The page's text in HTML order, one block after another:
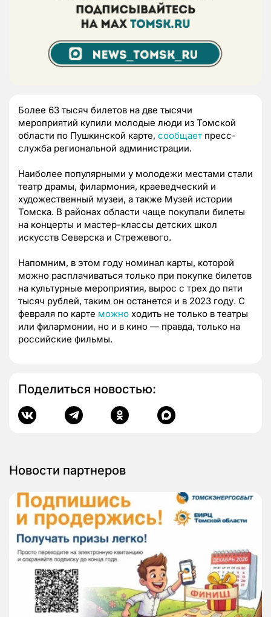
Более 63 тысяч билетов на две тысячи
мероприятий купили молодые люди из Томской
области по Пушкинской карте, сообщает пресс-
служба региональной администрации.
Наиболее популярными у молодежи местами стали
театр драмы, филармония, краеведческий и
художественный музеи, а также Музей истории
Томска. В районах области чаще покупали билеты
на концерты и мастер-классы детских школ
искусств Северска и Стрежевого.
Напомним, в этом году номинал карты, которой
можно расплачиваться только при покупке билетов
на культурные мероприятия, вырос с трех до пяти
тысяч рублей, таким он останется и в 2023 году. С
февраля по карте можно ходить не только в театры
или филармонии, но и в кино — правда, только на
российские фильмы.
Поделиться новостью:
Новости партнеров